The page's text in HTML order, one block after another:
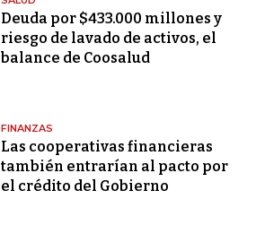
Deuda por $433.000 millones y
riesgo de lavado de activos, el
balance de Coosalud
FINANZAS
Las cooperativas financieras
también entrarían al pacto por
el crédito del Gobierno